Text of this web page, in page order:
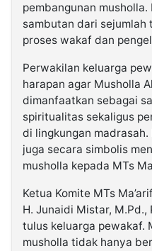
pembangunan
sambutan dari
proses wakaf dan
Perwakilan keluarga
harapan agar Musholla
dimanfaatkan sebagai
spiritualitas sekaligus
di lingkungan
juga secara simbolis
musholla kepada MTs
Ketua Komite MTs
H. Junaidi Mistar, M.Pd.,
tulus keluarga pewakaf.
musholla tidak hanya